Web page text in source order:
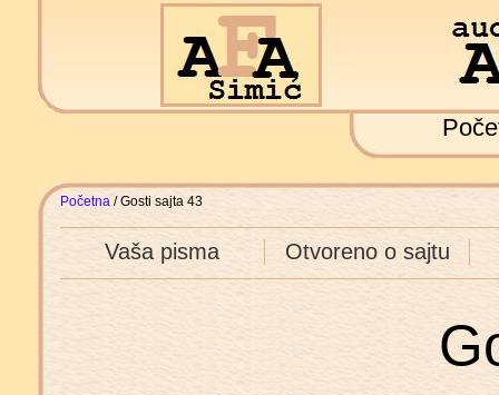
Početna / Gosti sajta 43
Vaša pisma Otvoreno o sajtu